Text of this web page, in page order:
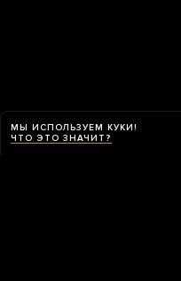
МЫ ИСПОЛЬЗУЕМ КУКИ!
ЧТО ЭТО ЗНАЧИТ?